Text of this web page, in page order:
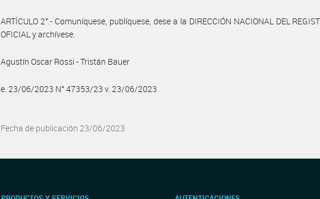
ARTÍCULO 2°.- Comuníquese, publíquese, dese a la DIRECCIÓN NACIONAL DEL
OFICIAL y archívese.
Agustín Oscar Rossi - Tristán Bauer
e. 23/06/2023 N° 47353/23 v. 23/06/2023
Fecha de publicación 23/06/2023